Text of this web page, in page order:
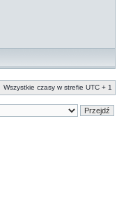
Wszystkie czasy w strefie UTC + 1